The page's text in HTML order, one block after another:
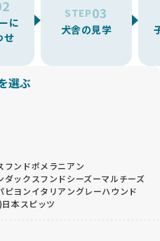
に
せ
STEP03
犬舎の見学
選ぶ
フンドポメラニアン
ダックスフンドシーズーマルチーズ
ピヨンイタリアングレーハウンド
日本スピッツ